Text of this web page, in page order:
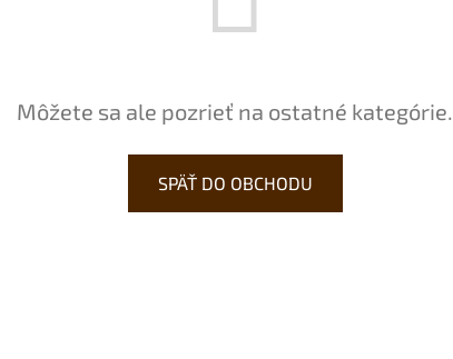
Môžete sa ale pozrieť na ostatné kategórie.
SPÄŤ DO OBCHODU